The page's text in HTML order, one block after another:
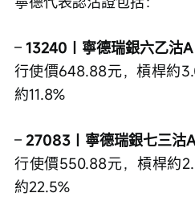
– 13240｜寧德瑞銀六乙沽A
行使價648.88元，槓桿約
約11.8%
– 27083｜寧德瑞銀七三沽
行使價550.88元，槓桿約
約22.5%